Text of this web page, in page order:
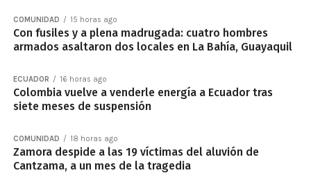
COMUNIDAD 15 horas ago
Con fusiles y a plena madrugada: cuatro hombres
armados asaltaron dos locales en La Bahía, Guayaquil
ECUADOR 16 horas ago
Colombia vuelve a venderle energía a Ecuador tras
siete meses de suspensión
COMUNIDAD 18 horas ago
Zamora despide a las 19 víctimas del aluvión de
Cantzama, a un mes de la tragedia